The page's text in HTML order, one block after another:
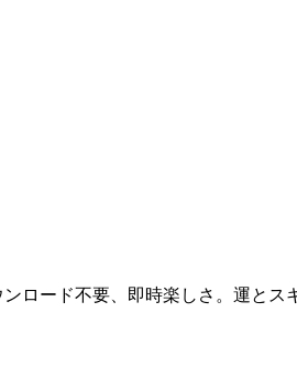
ロード不要、即時楽しさ。運とス